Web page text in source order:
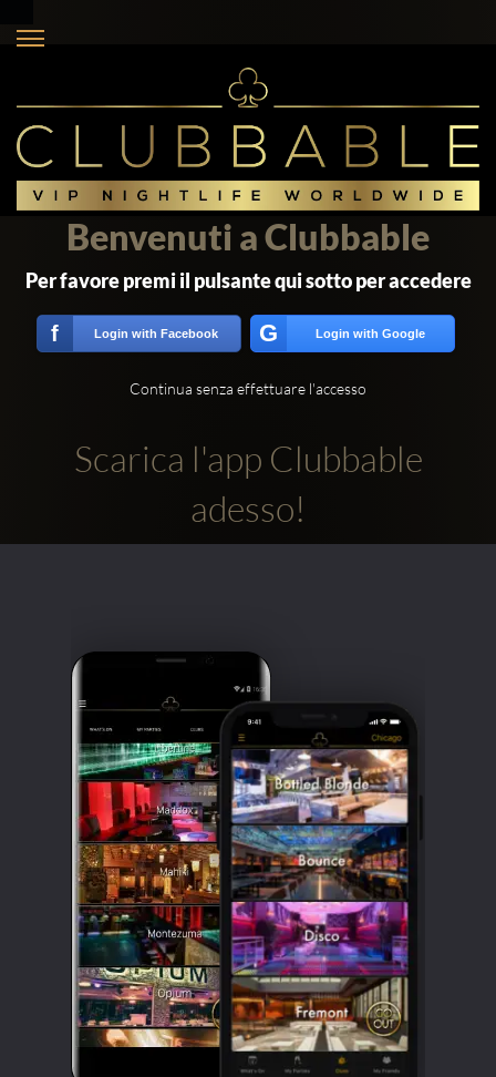
Social
network:
Benvenuti a Clubbable
Per favore premi il pulsante qui sotto per accedere
f Login with Facebook G Login with Google
Continua senza effettuare l'accesso
Scarica l'app Clubbable
adesso!